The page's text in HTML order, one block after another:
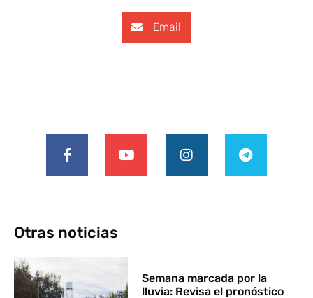
Email
Otras noticias
Semana marcada por la
lluvia: Revisa el pronóstico